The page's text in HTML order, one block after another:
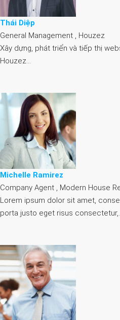
Thái Diệp
General Management , Houzez
Xây dựng, phát triển và tiếp thị
Houzez…
Michelle Ramirez
Company Agent , Modern House
Lorem ipsum dolor sit amet,
porta justo eget risus